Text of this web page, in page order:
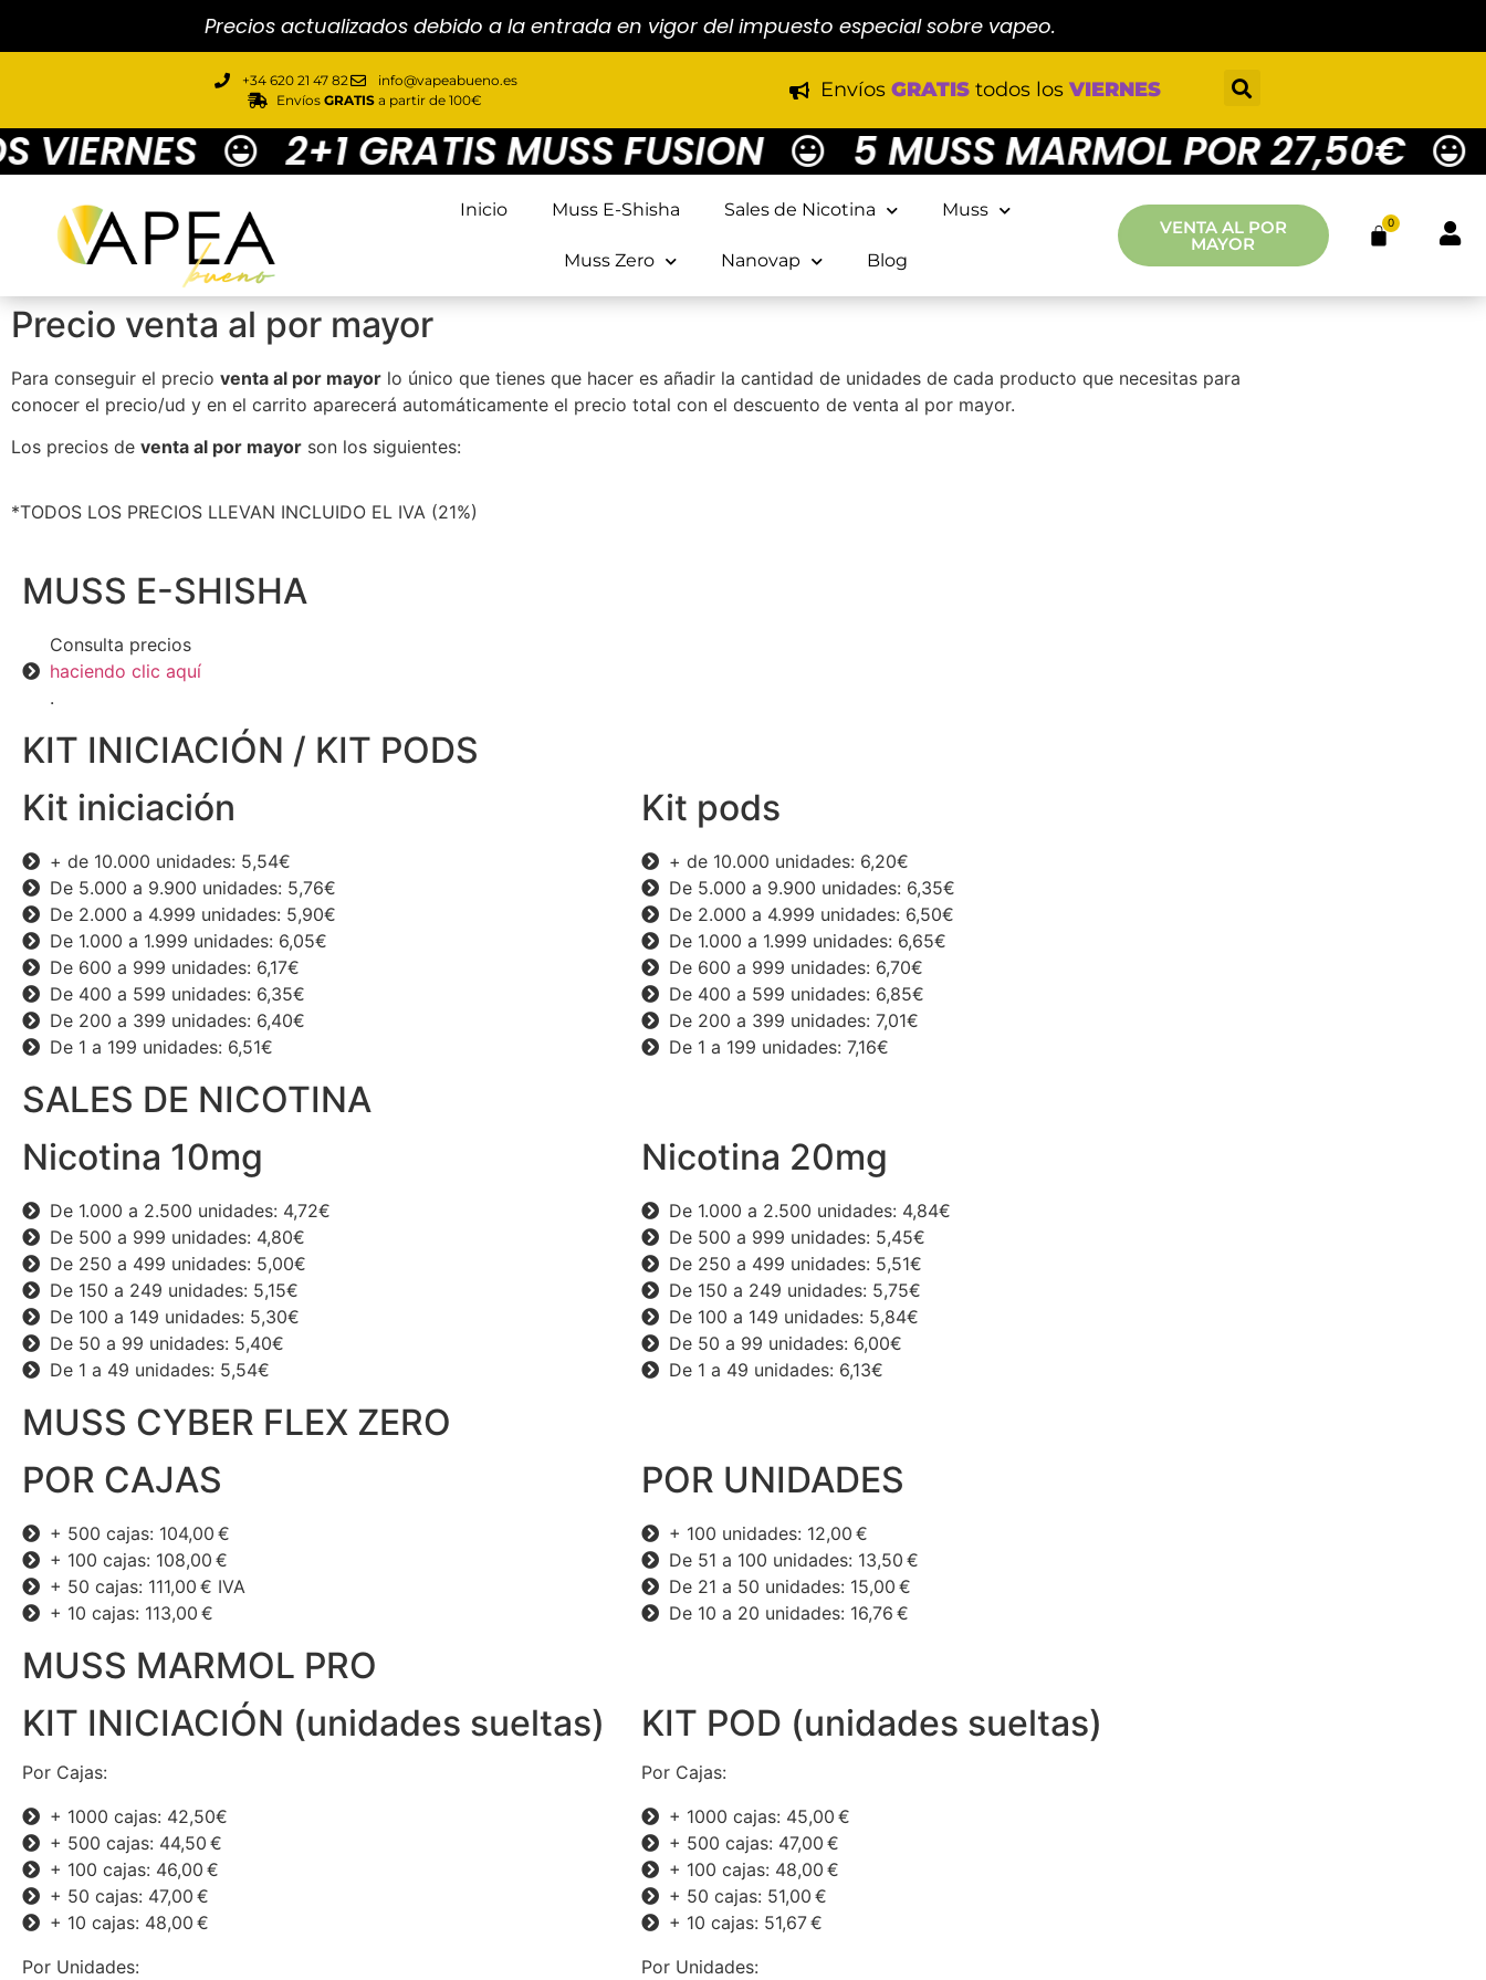
Precios actualizados debido a la entrada en vigor del impuesto especial sobre vapeo.
+34 620 21 47 82
info@vapeabueno.es
EnvíosGRATIS a partir de 100€ EnvíosGRATIS todos losVIERNES
2+1 GRATIS MUSS FUSION 5 MUSS MARMOL POR 27,50€ 4
Inicio Muss E-Shisha Sales de Nicotina Muss
Muss Zero Nanovap Blog
VENTA AL POR
MAYOR
0
Precio venta al por mayor
Para conseguir el precio venta al por mayor lo único que tienes que hacer es añadir la cantidad de unidades de cada producto que necesitas para
conocer el precio/ud y en el carrito aparecerá automáticamente el precio total con el descuento de venta al por mayor.
Los precios de venta al por mayor son los siguientes:
*TODOS LOS PRECIOS LLEVAN INCLUIDO EL IVA (21%)
MUSS E-SHISHA
Consulta precios
haciendo clic aquí
.
KIT INICIACIÓN / KIT PODS
Kit iniciación
+ de 10.000 unidades: 5,54€
De 5.000 a 9.900 unidades: 5,76€
De 2.000 a 4.999 unidades: 5,90€
De 1.000 a 1.999 unidades: 6,05€
De 600 a 999 unidades: 6,17€
De 400 a 599 unidades: 6,35€
De 200 a 399 unidades: 6,40€
De 1 a 199 unidades: 6,51€
Kit pods
+ de 10.000 unidades: 6,20€
De 5.000 a 9.900 unidades: 6,35€
De 2.000 a 4.999 unidades: 6,50€
De 1.000 a 1.999 unidades: 6,65€
De 600 a 999 unidades: 6,70€
De 400 a 599 unidades: 6,85€
De 200 a 399 unidades: 7,01€
De 1 a 199 unidades: 7,16€
SALES DE NICOTINA
Nicotina 10mg
De 1.000 a 2.500 unidades: 4,72€
De 500 a 999 unidades: 4,80€
De 250 a 499 unidades: 5,00€
De 150 a 249 unidades: 5,15€
De 100 a 149 unidades: 5,30€
De 50 a 99 unidades: 5,40€
De 1 a 49 unidades: 5,54€
Nicotina 20mg
De 1.000 a 2.500 unidades: 4,84€
De 500 a 999 unidades: 5,45€
De 250 a 499 unidades: 5,51€
De 150 a 249 unidades: 5,75€
De 100 a 149 unidades: 5,84€
De 50 a 99 unidades: 6,00€
De 1 a 49 unidades: 6,13€
MUSS CYBER FLEX ZERO
POR CAJAS
+ 500 cajas: 104,00 €
+ 100 cajas: 108,00 €
+ 50 cajas: 111,00 € IVA
+ 10 cajas: 113,00 €
POR UNIDADES
+ 100 unidades: 12,00 €
De 51 a 100 unidades: 13,50 €
De 21 a 50 unidades: 15,00 €
De 10 a 20 unidades: 16,76 €
MUSS MARMOL PRO
KIT INICIACIÓN (unidades sueltas)
Por Cajas:
+ 1000 cajas: 42,50€
+ 500 cajas: 44,50 €
+ 100 cajas: 46,00 €
+ 50 cajas: 47,00 €
+ 10 cajas: 48,00 €
Por Unidades:
KIT POD (unidades sueltas)
Por Cajas:
+ 1000 cajas: 45,00 €
+ 500 cajas: 47,00 €
+ 100 cajas: 48,00 €
+ 50 cajas: 51,00 €
+ 10 cajas: 51,67 €
Por Unidades: